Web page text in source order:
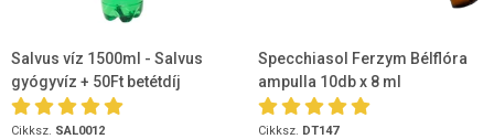
Salvus víz 1500ml - Salvus
gyógyvíz + 50Ft betétdíj
Cikksz. SAL0012
Specchiasol Ferzym Bélflóra
ampulla 10db x 8 ml
Cikksz. DT147